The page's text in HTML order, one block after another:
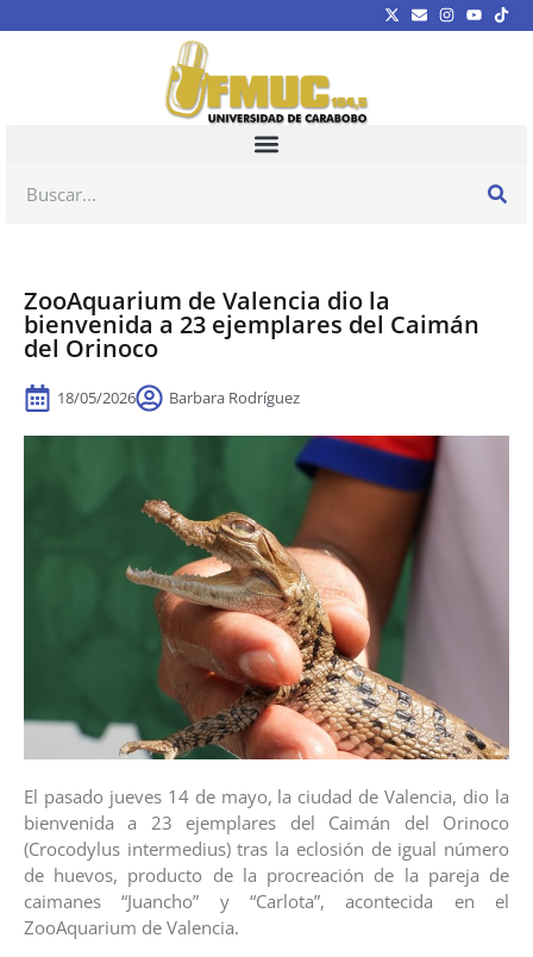
ZooAquarium de Valencia dio la
bienvenida a 23 ejemplares del Caimán
del Orinoco
18/05/2026 Barbara Rodríguez
El pasado jueves 14 de mayo, la ciudad de Valencia, dio la
bienvenida a 23 ejemplares del Caimán del Orinoco
(Crocodylus intermedius) tras la eclosión de igual número
de huevos, producto de la procreación de la pareja de
caimanes “Juancho” y “Carlota”, acontecida en el
ZooAquarium de Valencia.